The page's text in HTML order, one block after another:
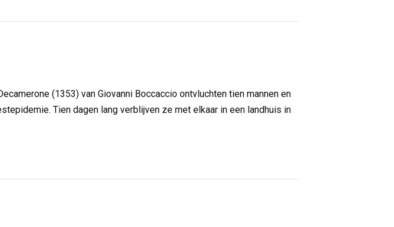
(1353) van Giovanni Boccaccio ontvluchten tien mannen en
Tien dagen lang verblijven ze met elkaar in een landhuis in